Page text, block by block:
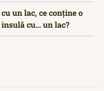
un lac, ce conține o
cu… un lac?